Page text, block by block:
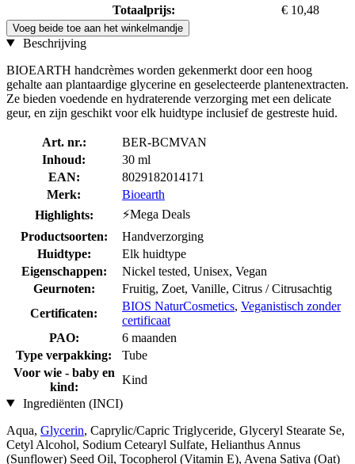
Totaalprijs:
€ 10,48
Voeg beide toe aan het winkelmandje
Beschrijving
BIOEARTH handcrèmes worden gekenmerkt door een hoog
gehalte aan plantaardige glycerine en geselecteerde plantenextracten.
Ze bieden voedende en hydraterende verzorging met een delicate
geur, en zijn geschikt voor elk huidtype inclusief de gestreste huid.
Art. nr.:
BER-BCMVAN
Inhoud:
30 ml
EAN:
8029182014171
Merk:
Bioearth
Highlights:
⚡Mega Deals
Productsoorten:
Handverzorging
Huidtype:
Elk huidtype
Eigenschappen:
Nickel tested, Unisex, Vegan
Geurnoten:
Fruitig, Zoet, Vanille, Citrus / Citrusachtig
Certificaten:
BIOS NaturCosmetics, Veganistisch zonder
certificaat
PAO:
6 maanden
Type verpakking:
Tube
Voor wie - baby en
kind:
Kind
Ingrediënten (INCI)
Aqua, Glycerin, Caprylic/Capric Triglyceride, Glyceryl Stearate Se,
Cetyl Alcohol, Sodium Cetearyl Sulfate, Helianthus Annus
(Sunflower) Seed Oil, Tocopherol (Vitamin E), Avena Sativa (Oat)